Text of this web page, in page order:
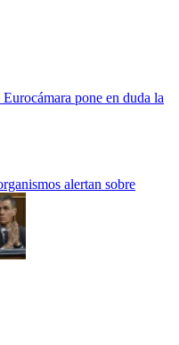
pone en duda la
alertan sobre